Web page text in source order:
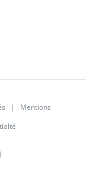
| Mentions
YouTube